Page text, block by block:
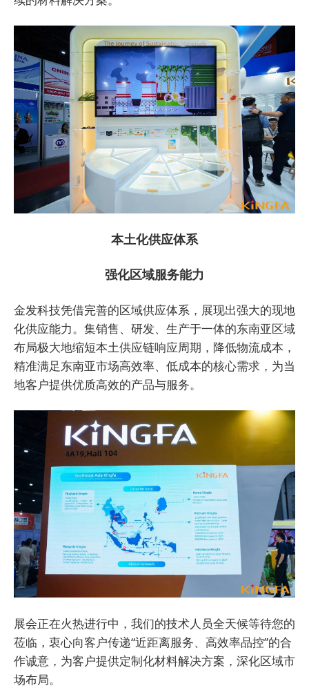
本土化供应体系
强化区域服务能力
金发科技凭借完善的区域供应体系，展现出强大的现地
化供应能力。集销售、研发、生产于一体的东南亚区域
布局极大地缩短本土供应链响应周期，降低物流成本，
精准满足东南亚市场高效率、低成本的核心需求，为当
地客户提供优质高效的产品与服务。
展会正在火热进行中，我们的技术人员全天候等待您的
莅临，衷心向客户传递“近距离服务、高效率品控”的合
作诚意，为客户提供定制化材料解决方案，深化区域市
场布局。